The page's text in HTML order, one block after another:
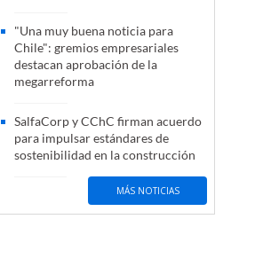
"Una muy buena noticia para
Chile": gremios empresariales
destacan aprobación de la
megarreforma
SalfaCorp y CChC firman acuerdo
para impulsar estándares de
sostenibilidad en la construcción
MÁS NOTICIAS